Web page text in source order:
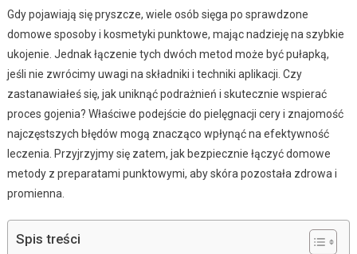
Gdy pojawiają się pryszcze, wiele osób sięga po sprawdzone
domowe sposoby i kosmetyki punktowe, mając nadzieję na szybkie
ukojenie. Jednak łączenie tych dwóch metod może być pułapką,
jeśli nie zwrócimy uwagi na składniki i techniki aplikacji. Czy
zastanawiałeś się, jak uniknąć podrażnień i skutecznie wspierać
proces gojenia? Właściwe podejście do pielęgnacji cery i znajomość
najczęstszych błędów mogą znacząco wpłynąć na efektywność
leczenia. Przyjrzyjmy się zatem, jak bezpiecznie łączyć domowe
metody z preparatami punktowymi, aby skóra pozostała zdrowa i
promienna.
Spis treści